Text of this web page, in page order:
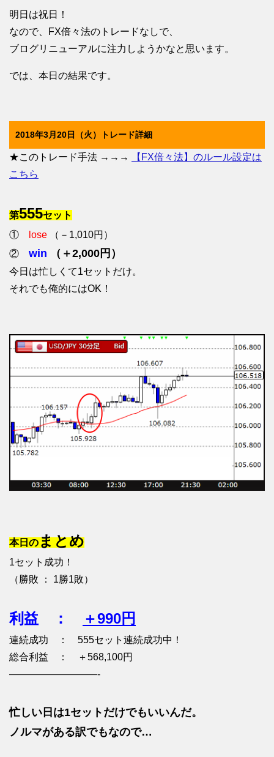
明日は祝日！
なので、FX倍々法のトレードなしで、
ブログリニューアルに注力しようかなと思います。
では、本日の結果です。
2018年3月20日（火）トレード詳細
★このトレード手法 →→→
【FX倍々法】のルール設定は
こちら
第555セット
①
lose （－1,010円）
② win （＋2,000円）
今日は忙しくて1セットだけ。
それでも俺的にはOK！
本日のまとめ
1セット成功！
（勝敗 ： 1勝1敗）
利益 ： ＋990円
連続成功 ： 555セット連続成功中！
総合利益 ： ＋568,100円
—————————-
忙しい日は1セットだけでもいいんだ。
ノルマがある訳でもなので…